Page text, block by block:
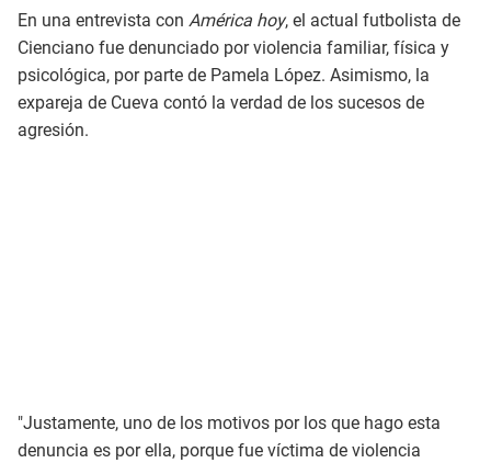
En una entrevista con América hoy, el actual futbolista de
Cienciano fue denunciado por violencia familiar, física y
psicológica, por parte de Pamela López. Asimismo, la
expareja de Cueva contó la verdad de los sucesos de
agresión.
"Justamente, uno de los motivos por los que hago esta
denuncia es por ella, porque fue víctima de violencia